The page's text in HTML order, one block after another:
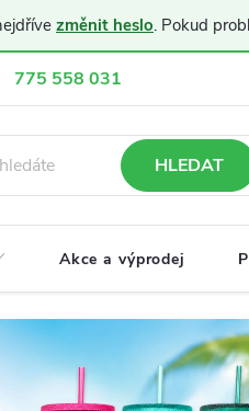
změnit heslo. Pokud
775 558 031
Obchodní podmínky
HLEDAT
Akce a výprodej